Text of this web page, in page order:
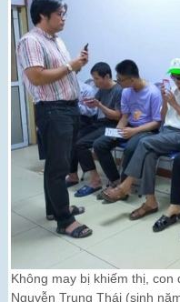
Không may bị khiếm thị,
Nguyễn Trung Thái (sinh